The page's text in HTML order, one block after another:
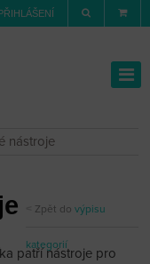
nástroje
Zpět dovýpisu
kategorií
patří nástroje pro